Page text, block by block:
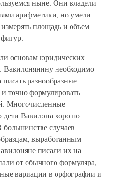
ныне. Они владели
арифметики, но умели
площадь и объем
основам юридических
Вавилонянину необходимо
разнообразные
точно формулировать
Многочисленные
дети Вавилона хорошо
случаев
выработанным
писали их на
от обычного формуляра,
вариации в орфографии и